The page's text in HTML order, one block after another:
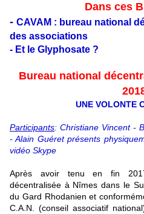
Dans ces
- CAVAM : bureau national
des associations
- Et le Glyphosate ?
Bureau national
UNE VOLONTE
Participants: Christiane Vincent -
- Alain Guéret présents
vidéo Skype
Après avoir tenu en fin
décentralisée à Nîmes dans le
du Gard Rhodanien et
C.A.N. (conseil associatif